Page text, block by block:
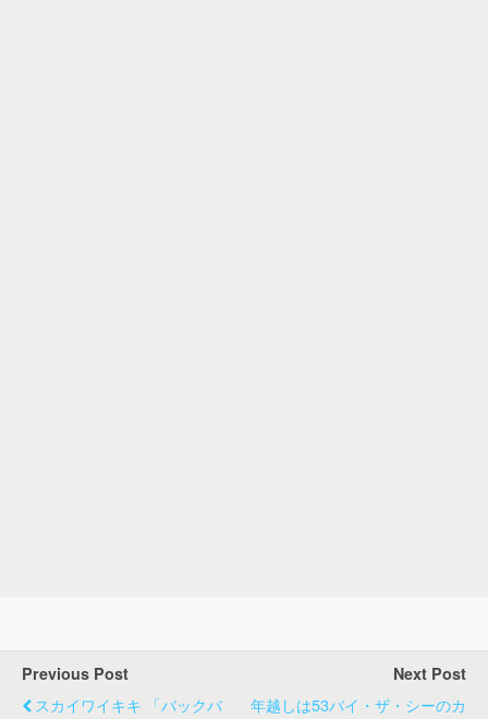
Previous Post
スカイワイキキ 「バックバ
Next Post
年越しは53バイ・ザ・シーのカ